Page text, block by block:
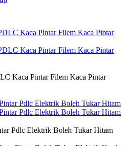
Kaca Pintar Filem Kaca Pintar
Pdlc Elektrik Boleh Tukar Hitam